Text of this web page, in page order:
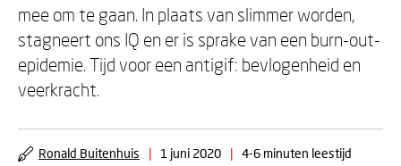
mee om te gaan. In plaats van slimmer worden,
stagneert ons IQ en er is sprake van een burn-out-
epidemie. Tijd voor een antigif: bevlogenheid en
veerkracht.
Ronald Buitenhuis | 1 juni 2020 | 4-6 minuten leestijd